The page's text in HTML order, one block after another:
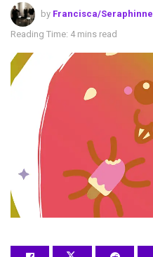
by Francisca/Seraphinne
Reading Time: 4 mins read